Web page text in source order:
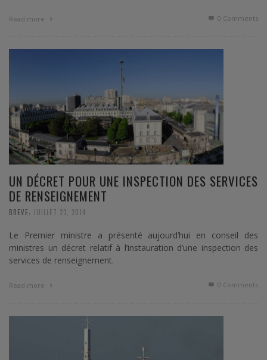
Read more 0 Comments
UN DÉCRET POUR UNE INSPECTION DES SERVICES
DE RENSEIGNEMENT
BREVE JUILLET 23, 2014
Le Premier ministre a présenté aujourd’hui en conseil des
ministres un décret relatif à l’instauration d’une inspection des
services de renseignement.
Read more 0 Comments